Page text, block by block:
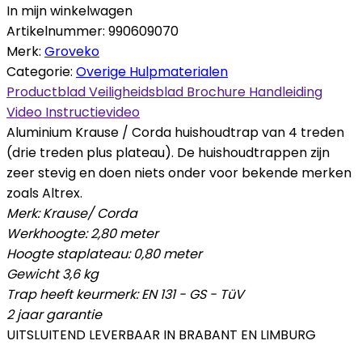
In mijn winkelwagen
Artikelnummer: 990609070
Merk: Groveko
Categorie: Overige Hulpmaterialen
ProductbladVeiligheidsblad Brochure Handleiding
Video Instructievideo
Aluminium Krause / Corda huishoudtrap van 4 treden
(drie treden plus plateau). De huishoudtrappen zijn
zeer stevig en doen niets onder voor bekende merken
zoals Altrex.
Merk: Krause/ Corda
Werkhoogte: 2,80 meter
Hoogte staplateau: 0,80 meter
Gewicht 3,6 kg
Trap heeft keurmerk: EN 131 - GS - TüV
2 jaar garantie
UITSLUITEND LEVERBAAR IN BRABANT EN LIMBURG